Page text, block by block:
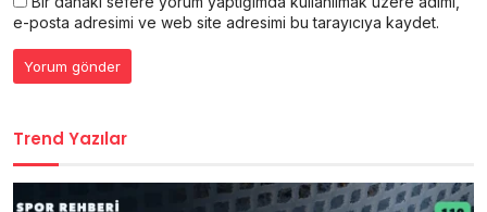
e-posta adresimi ve web site adresimi bu tarayıcıya kaydet.
Trend Yazılar